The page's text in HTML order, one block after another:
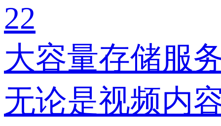
22
大容量存储服
无论是视频内